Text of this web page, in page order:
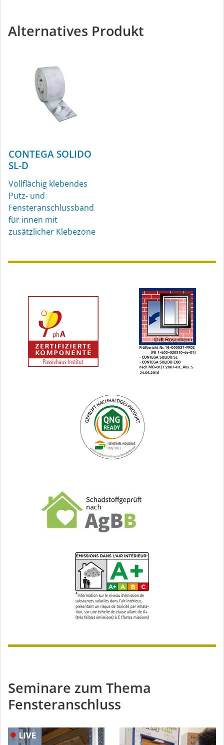
außen
Alternatives Produkt
CONTEGA SOLIDO
SL-D
Vollflächig klebendes
Putz- und
Fensteranschlussband
für innen mit
zusätzlicher Klebezone
Seminare zum Thema
Fensteranschluss